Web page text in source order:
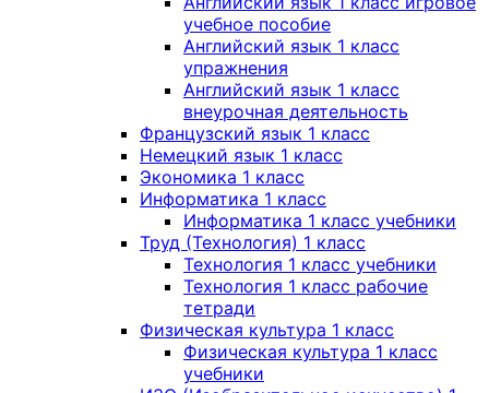
учебное пособие
Английский язык 1 класс
упражнения
Английский язык 1 класс
внеурочная деятельность
Французский язык 1 класс
Немецкий язык 1 класс
Экономика 1 класс
Информатика 1 класс
Информатика 1 класс учебники
Труд (Технология) 1 класс
Технология 1 класс учебники
Технология 1 класс рабочие
тетради
Физическая культура 1 класс
Физическая культура 1 класс
учебники